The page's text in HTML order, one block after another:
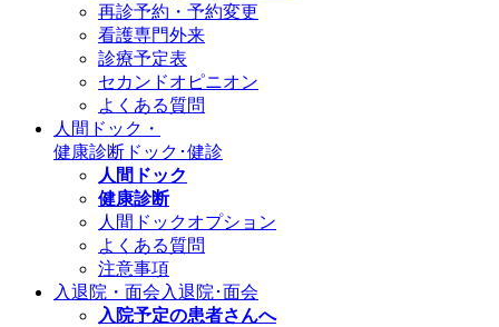
再診予約・予約変更
看護専門外来
診療予定表
セカンドオピニオン
よくある質問
人間ドック・
健康診断 ドック･健診
人間ドック
健康診断
人間ドックオプション
よくある質問
注意事項
入退院・面会 入退院･面会
入院予定の患者さんへ